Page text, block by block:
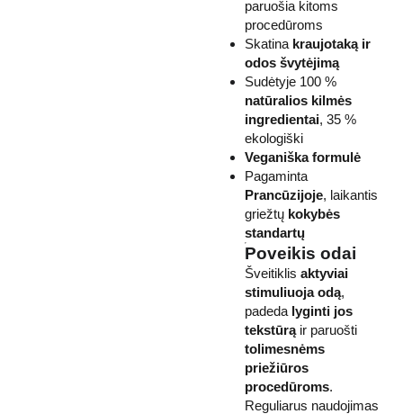
paruošia kitoms
procedūroms
Skatina kraujotaką ir
odos švytėjimą
Sudėtyje 100 %
natūralios kilmės
ingredientai, 35 %
ekologiški
Veganiška formulė
Pagaminta
Prancūzijoje, laikantis
griežtų kokybės
standartų
Poveikis odai
Šveitiklis aktyviai
stimuliuoja odą,
padeda lyginti jos
tekstūrąir paruošti
tolimesnėms
priežiūros
procedūroms.
Reguliarus naudojimas